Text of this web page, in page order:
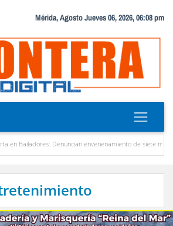
Mérida, Agosto Jueves 06, 2026, 06:08 pm
Denuncian envenenamiento de siete mascotas en El